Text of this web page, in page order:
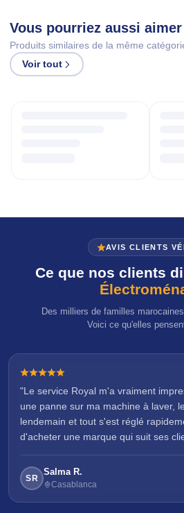
Vous pourriez aussi aimer
Produits similaires de la même
Voir tout
AVIS CLIENTS
Ce que nos clients
Des milliers de familles
Voici ce qu'elles
"Le service Royal m'a vraiment
une panne sur ma machine à laver,
lendemain et tout s'est réglé
d'acheter une marque qui suit ses
SR
Salma R.
Casablanca